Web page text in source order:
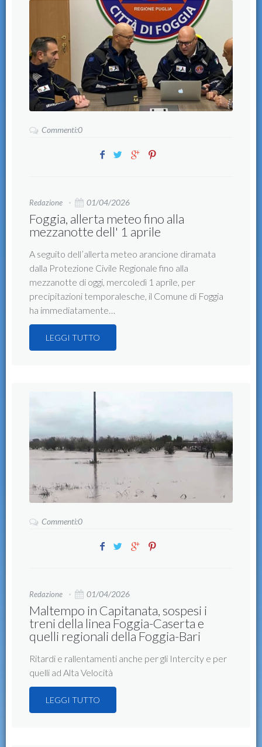
Commenti:0
Redazione 01/04/2026
Foggia, allerta meteo fino alla
mezzanotte dell' 1 aprile
A seguito dell’allerta meteo arancione diramata
dalla Protezione Civile Regionale fino alla
mezzanotte di oggi, mercoledì 1 aprile, per
precipitazioni temporalesche, il Comune di Foggia
ha immediatamente…
LEGGI TUTTO
Commenti:0
Redazione 01/04/2026
Maltempo in Capitanata, sospesi i
treni della linea Foggia-Caserta e
quelli regionali della Foggia-Bari
Ritardi e rallentamenti anche per gli Intercity e per
quelli ad Alta Velocità
LEGGI TUTTO